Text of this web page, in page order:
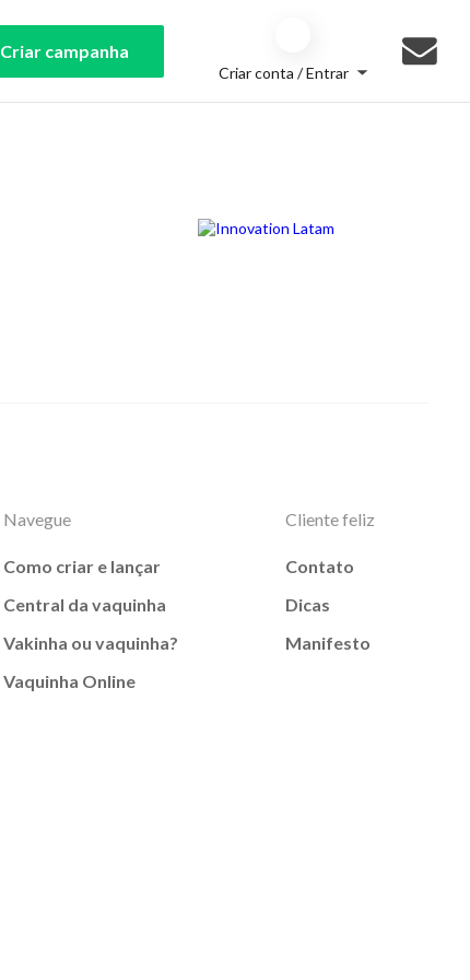
Criar campanha
Criar conta / Entrar
Navegue
Como criar e lançar
Central da vaquinha
Vakinha ou vaquinha?
Vaquinha Online
Cliente feliz
Contato
Dicas
Manifesto